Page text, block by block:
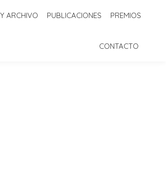
PREMIOS CONTACTO
ARCHIVO PUBLICACIONES PREMIOS
CONTACTO